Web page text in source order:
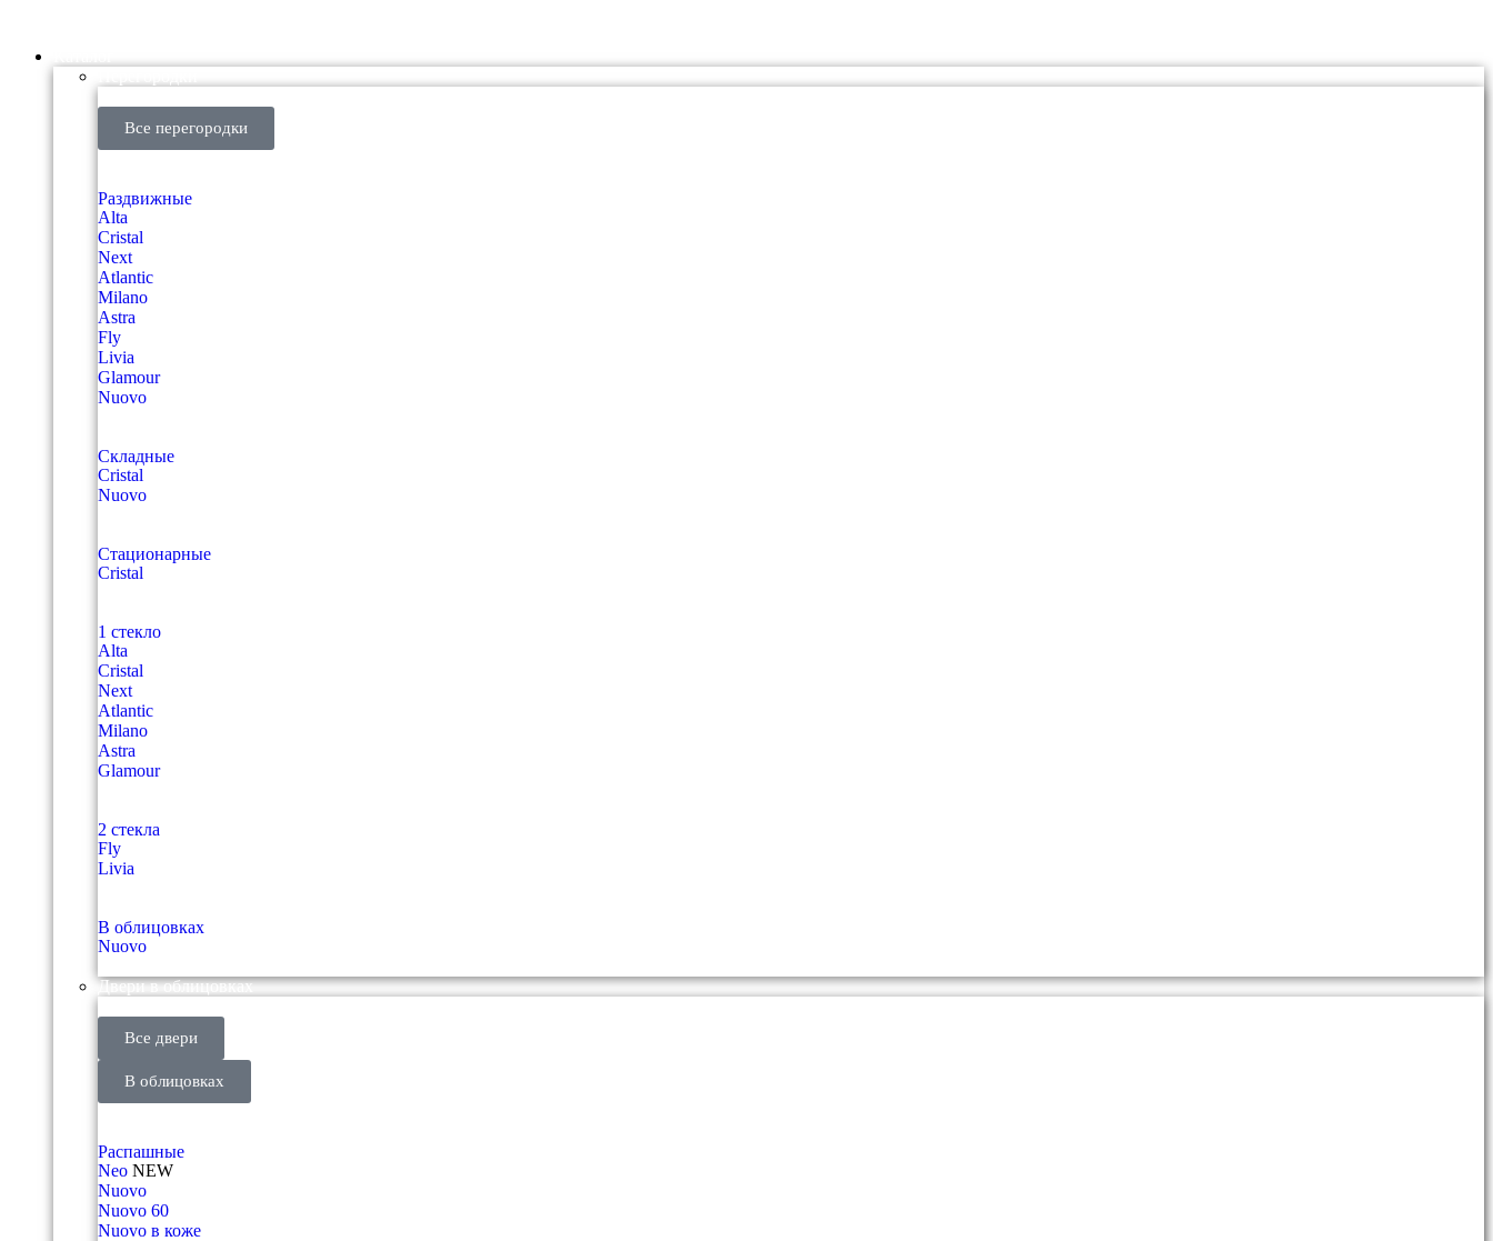
Все перегородки
Раздвижные
Alta
Cristal
Next
Atlantic
Milano
Astra
Fly
Livia
Glamour
Nuovo
Складные
Cristal
Nuovo
Стационарные
Cristal
1 стекло
Alta
Cristal
Next
Atlantic
Milano
Astra
Glamour
2 стекла
Fly
Livia
В облицовках
Nuovo
Двери в облицовках
Все двери
В облицовках
Распашные
Neo NEW
Nuovo
Nuovo 60
Nuovo в коже